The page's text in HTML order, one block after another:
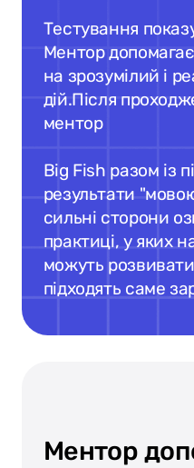
Тестування
Ментор
на зрозумілий і
дій.Після
ментор
Big Fish разом із
результати
сильні сторони
практиці, у яких
можуть
підходять саме
Ментор